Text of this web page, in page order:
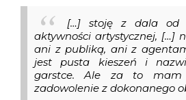
[…] stoję z dala od
aktywności artystycznej, […]
ani z publiką, ani z
jest pusta kieszeń i
garstce. Ale za to mam
zadowolenie z dokonanego